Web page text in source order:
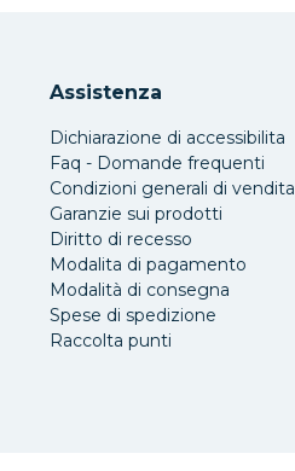
Assistenza
Dichiarazione di accessibilita
Faq - Domande frequenti
Condizioni generali di vendita
Garanzie sui prodotti
Diritto di recesso
Modalita di pagamento
Modalità di consegna
Spese di spedizione
Raccolta punti